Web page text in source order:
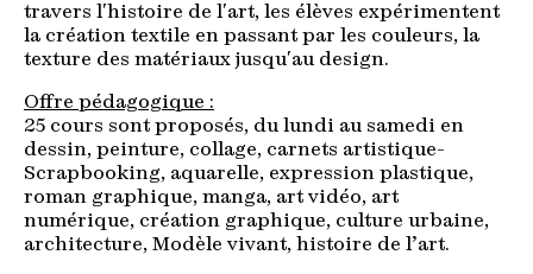
travers l'histoire de l'art, les élèves expérimentent
la création textile en passant par les couleurs, la
texture des matériaux jusqu'au design.
Offre pédagogique :
25 cours sont proposés, du lundi au samedi en
dessin, peinture, collage, carnets artistique-
Scrapbooking, aquarelle, expression plastique,
roman graphique, manga, art vidéo, art
numérique, création graphique, culture urbaine,
architecture, Modèle vivant, histoire de l’art.